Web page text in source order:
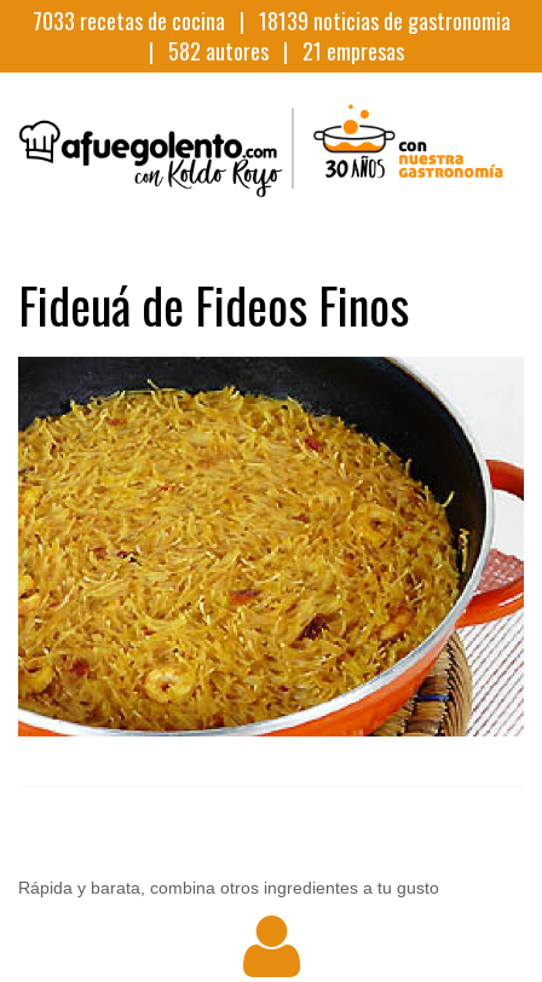
7033 recetas de cocina | 18139 noticias de gastronomia
| 582 autores | 21 empresas
Fideuá de Fideos Finos
Rápida y barata, combina otros ingredientes a tu gusto